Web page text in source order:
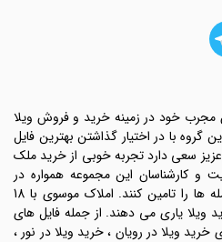
مجرب خود در زمینه خرید و فروش ویلا
گروه با در اختیار گذاشتن بهترین فایل
سعی دارد تجربه خوبی از خرید ملک
و کارشناسان این مجموعه همواره در
تلاش هستند رضایت طرفین معامله ها را تامین کنند. املاک موسوی با 18
ویلا یاری می دهند. از جمله فایل های
ویلا در رویان ، خرید ویلا در نور ،